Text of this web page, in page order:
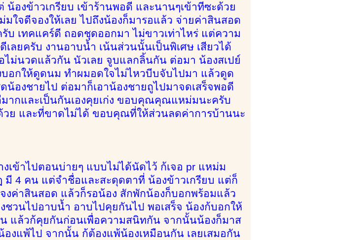
องข้าวเกรียบ เข้าร้านพอดี และนานๆเข้าทีซะด้วย
ใจดีจองให้เลย ไปถึงน้องก็มารอแล้ว จ่ายค่าสินสอด
บ เทคแคร์ดี ถอดชุดออกมา ไม่ขาวเท่าไหร่ แต่ความ
ลยครับ งานอาบน้ำ เน้นส่วนนั้นเป็นพิเศษ เสียวได้
ไม่นวดแล้วกัน นัวเลย จูบแลกลิ้นกัน ต่อมา น้องสเปย์
อกให้ดูดนม ทำผมอดใจไม่ไหวบีบจับไปมา แล้วดูด
น้องชายไป ต่อมาก็เอาน้องชายถูไปมาจดเสร็จพอดี
ากและเป็นกันเองคุยเก่ง ขอบคุณคุณแหม่มนะครับ
วย และที่ขาดไม่ได้ ขอบคุณที่ให้ส่วนลดค่าการบ้านนะ
เข้าไปตอนบ่ายๆ แบบไม่ได้นัดไว้ ก้เจอ pr แหม่ม
มี 4 คน แต่จำชื่อและสะดุดตาที่ น้องข้าวเกรียบ แต่ก็
งค่าสินสอด แล้วก็รอน้อง สักพักน้องก็บอกพร้อมแล้ว
วนไปอาบน้ำ อาบไปคุยกันไป พอเสร็จ น้องก้บอกให้
แล้วก้คุยกันก่อนเพื่อความสนิทกัน จากนั้นน้องก็มาส
งแพ้ไป จากนั้น ก้ต้องแพ้น้องเหมือนกัน เลยเสมอกัน